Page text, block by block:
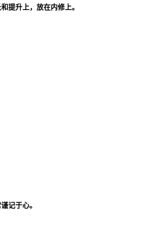
提升上，放在内修上。
记于心。